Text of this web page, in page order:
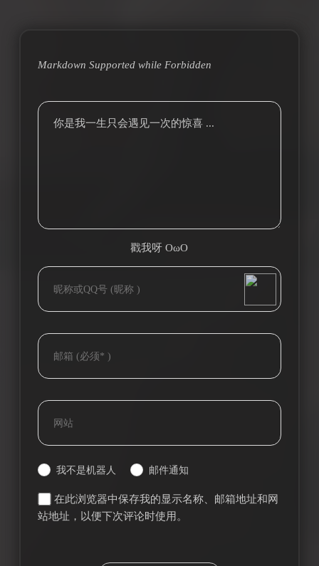
Markdown Supported while Forbidden
你是我一生只会遇见一次的惊喜 ...
戳我呀 OωO
Tieba
我不是机器人 邮件通知
在此浏览器中保存我的显示名称、邮箱地址和网
站地址，以便下次评论时使用。